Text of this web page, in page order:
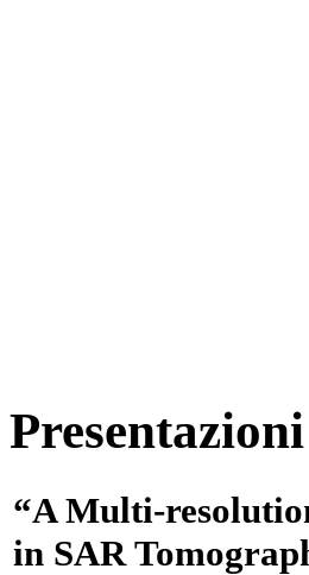
Presentazioni
“A Multi-
in SAR